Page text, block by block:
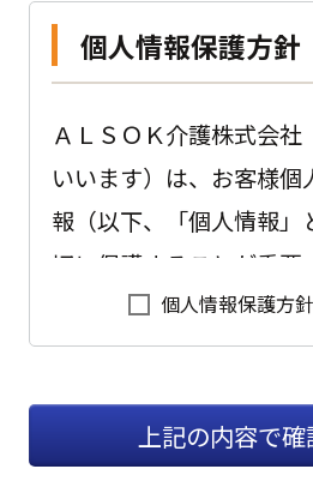
個人情報保護方針
ＡＬＳＯＫ介護株式会社
いいます）は、お客様個
報（以下、「個人情報」
切に保護することが重要
以下のように会社として
す。
1.適切な個人情報の
提供、預託を行いま
個人情報保護方